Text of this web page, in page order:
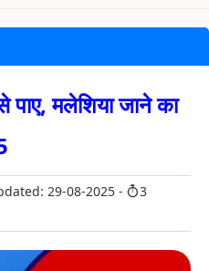
मलेशिया जाने का
29-08-2025
3